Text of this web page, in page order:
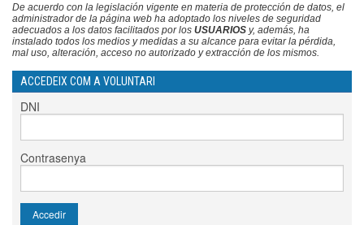
De acuerdo con la legislación vigente en materia de protección de datos, el
administrador de la página web ha adoptado los niveles de seguridad
adecuados a los datos facilitados por los USUARIOS y, además, ha
instalado todos los medios y medidas a su alcance para evitar la pérdida,
mal uso, alteración, acceso no autorizado y extracción de los mismos.
ACCEDEIX COM A VOLUNTARI
DNI
Contrasenya